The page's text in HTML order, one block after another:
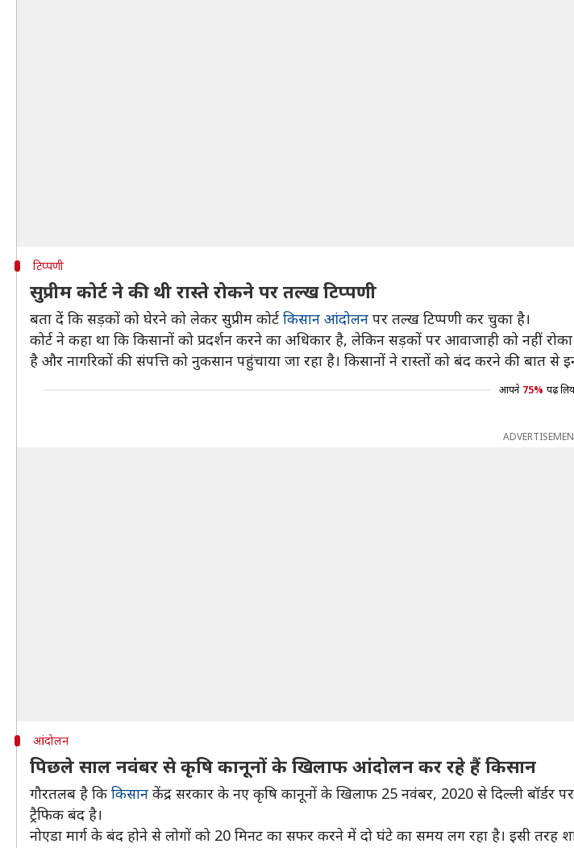
टिप्पणी
सुप्रीम कोर्ट ने की थी रास्ते रोकने पर तल्ख टिप्पणी
बता दें कि सड़कों को घेरने को लेकर सुप्रीम कोर्ट किसान आंदोलन पर तल्ख टिप्पणी कर चुका है।
कोर्ट ने कहा था कि किसानों को प्रदर्शन करने का अधिकार है, लेकिन सड़कों पर आवाजाही को नहीं
है और नागरिकों की संपत्ति को नुकसान पहुंचाया जा रहा है। किसानों ने रास्तों को बंद करने की बात से
आपने 75% पढ़
आंदोलन
पिछले साल नवंबर से कृषि कानूनों के खिलाफ आंदोलन कर रहे हैं किसान
गौरतलब है कि किसान केंद्र सरकार के नए कृषि कानूनों के खिलाफ 25 नवंबर, 2020 से दिल्ली बॉर्डर पर
ट्रैफिक बंद है।
नोएडा मार्ग के बंद होने से लोगों को 20 मिनट का सफर करने में दो घंटे का समय लग रहा है। इसी तरह